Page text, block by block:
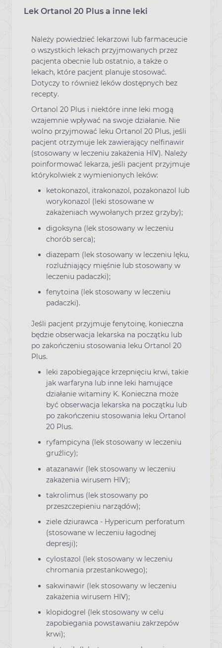
Lek Ortanol 20 Plus a inne leki
Należy powiedzieć lekarzowi lub farmaceucie
o wszystkich lekach przyjmowanych przez
pacjenta obecnie lub ostatnio, a także o
lekach, które pacjent planuje stosować.
Dotyczy to również leków dostępnych bez
recepty.
Ortanol 20 Plus i niektóre inne leki mogą
wzajemnie wpływać na swoje działanie. Nie
wolno przyjmować leku Ortanol 20 Plus, jeśli
pacjent otrzymuje lek zawierający nelfinawir
(stosowany w leczeniu zakażenia HIV). Należy
poinformować lekarza, jeśli pacjent przyjmuje
którykolwiek z wymienionych leków:
ketokonazol, itrakonazol, pozakonazol lub
worykonazol (leki stosowane w
zakażeniach wywołanych przez grzyby);
digoksyna (lek stosowany w leczeniu
chorób serca);
diazepam (lek stosowany w leczeniu lęku,
rozluźniający mięśnie lub stosowany w
leczeniu padaczki);
fenytoina (lek stosowany w leczeniu
padaczki).
Jeśli pacjent przyjmuje fenytoinę, konieczna
będzie obserwacja lekarska na początku lub
po zakończeniu stosowania leku Ortanol 20
Plus.
leki zapobiegające krzepnięciu krwi, takie
jak warfaryna lub inne leki hamujące
działanie witaminy K. Konieczna może
być obserwacja lekarska na początku lub
po zakończeniu stosowania leku Ortanol
20 Plus.
ryfampicyna (lek stosowany w leczeniu
gruźlicy);
atazanawir (lek stosowany w leczeniu
zakażenia wirusem HIV);
takrolimus (lek stosowany po
przeszczepieniu narządów);
ziele dziurawca - Hypericum perforatum
(stosowane w leczeniu łagodnej
depresji);
cylostazol (lek stosowany w leczeniu
chromania przestankowego);
sakwinawir (lek stosowany w leczeniu
zakażenia wirusem HIV);
klopidogrel (lek stosowany w celu
zapobiegania powstawaniu zakrzepów
krwi);